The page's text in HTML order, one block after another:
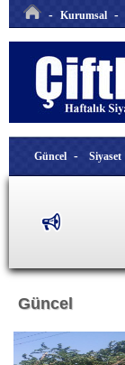
- Kurumsal -
Güncel - Siyaset
Güncel